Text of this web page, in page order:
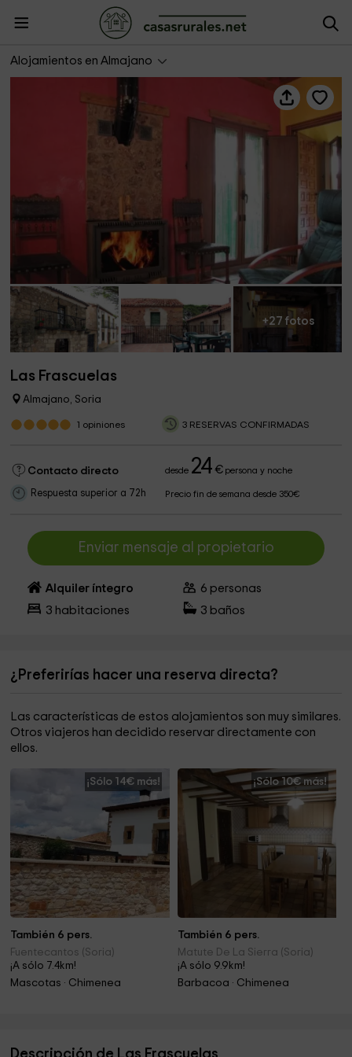
Alojamientos en Almajano
+27 fotos
Las Frascuelas
Almajano, Soria
1 opiniones 3 RESERVAS CONFIRMADAS
Contacto directo desde 24 €persona y noche
Respuesta superior a 72h Precio fin de semana desde 350€
Enviar mensaje al propietario
Alquiler íntegro 6 personas
3 habitaciones 3 baños
¿Preferirías hacer una reserva directa?
Las características de estos alojamientos son muy similares.
Otros viajeros han decidido reservar directamente con
ellos.
¡Sólo 14€ más!
También 6 pers.
Fuentecantos (Soria)
¡A sólo 7.4km!
Mascotas · Chimenea
¡Sólo 10€ más!
También 6 pers.
Matute De La Sierra (Soria)
¡A sólo 9.9km!
Barbacoa · Chimenea